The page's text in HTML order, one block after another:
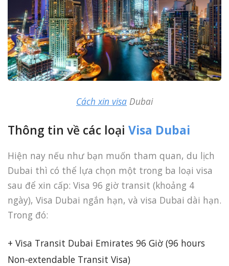
Cách xin visa Dubai
Thông tin về các loại Visa Dubai
Hiện nay nếu như bạn muốn tham quan, du lịch
Dubai thì có thể lựa chọn một trong ba loại visa
sau để xin cấp: Visa 96 giờ transit (khoảng 4
ngày), Visa Dubai ngắn hạn, và visa Dubai dài hạn.
Trong đó:
+ Visa Transit Dubai Emirates 96 Giờ (96 hours
Non-extendable Transit Visa)